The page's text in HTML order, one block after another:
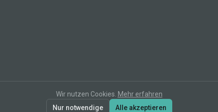
Wir nutzen Cookies. Mehr erfahren
Nur notwendige
Alle akzeptieren